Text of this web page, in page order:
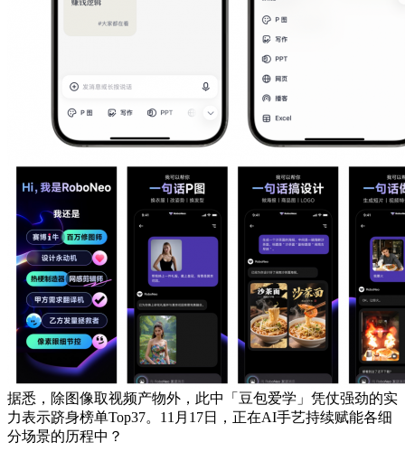
据悉，除图像取视频产物外，此中「豆包爱学」凭仗强劲的实
力表示跻身榜单Top37。11月17日，正在AI手艺持续赋能各细
分场景的历程中？